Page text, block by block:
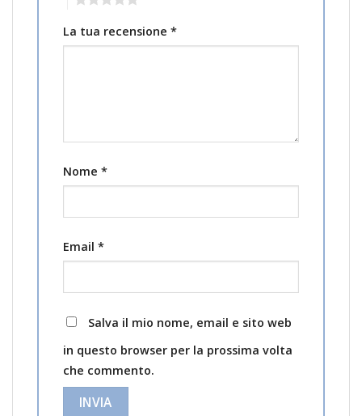
La tua recensione *
Nome *
Email *
Salva il mio nome, email e sito web
in questo browser per la prossima volta
che commento.